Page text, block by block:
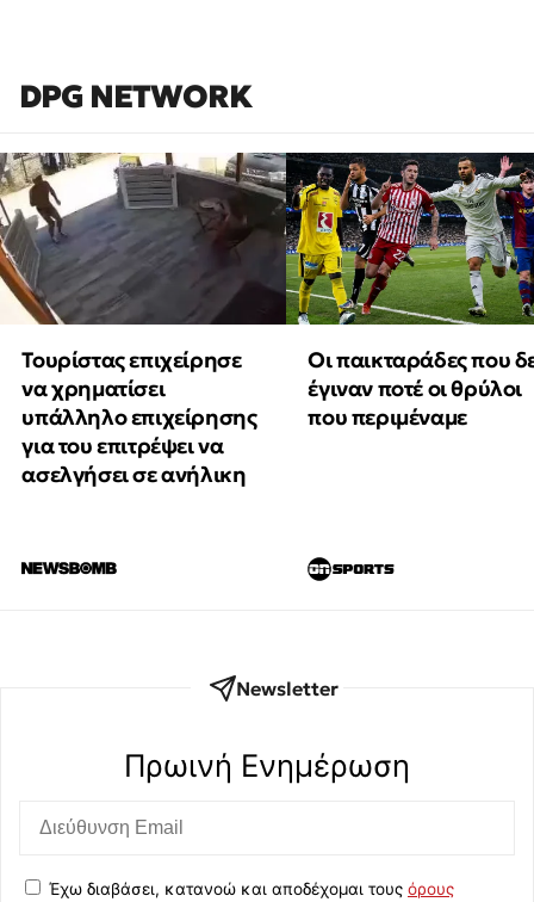
DPG NETWORK
Τουρίστας επιχείρησε
να χρηματίσει
υπάλληλο επιχείρησης
για του επιτρέψει να
ασελγήσει σε ανήλικη
Οι παικταράδες που
έγιναν ποτέ οι θρύλοι
που περιμέναμε
Newsletter
Πρωινή Eνημέρωση
Έχω διαβάσει, κατανοώ και αποδέχομαι τους όρους